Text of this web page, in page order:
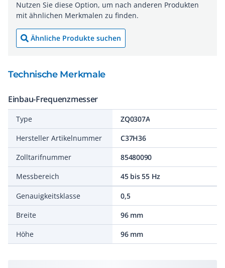
Nutzen Sie diese Option, um nach anderen Produkten
mit ähnlichen Merkmalen zu finden.
Ähnliche Produkte suchen
Technische Merkmale
Einbau-Frequenzmesser
Type
ZQ0307A
Hersteller Artikelnummer
C37H36
Zolltarifnummer
85480090
Messbereich
45 bis 55 Hz
Genauigkeitsklasse
0,5
Breite
96 mm
Höhe
96 mm